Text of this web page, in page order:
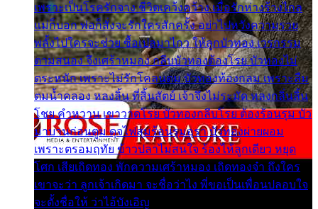
เพราะเป็นโรครักจาง ชีวิตเคว้งคว้าง เมื่อรักห่างร้างไกล
แม่ก็บอก พ่อก็สั่งจะรักใครสักครั้ง อย่าไปหวังความรวย
พลั้งไปใครจะช่วย ซื้อเปลมาไกว ให้ลูกบัวทอง เวรกรรม
ตามสนอง จึงเศร้าหมอง กลีบบัวทองต้องโรย บัวทองไม่
ตระหนัก เพราะไม่รักโคลนตม บัวทองท้องกลม เพราะลืม
ตมน้ำคลอง หลงลิ้น ที่สิ้นสัตย์ เจ้าจึงไม่ระมัด หลงกลิ่นลิ้น
โชย คำหวาน เขาวาดโรย บัวทองกลีบโรย ต้องร้อนรุม บัว
มาบานก่อนตูม ดุจไฟสุมร้อนรุมอุรา บัวทองผ่ายผอม
เพราะตรอมฤทัย ข้าวปลาไม่สนใจ ร้องไห้ลูกเดียว หยุด
โศก เสียเถิดทอง พักความเศร้าหมอง เถิดทองจ๋า ถึงใคร
เขาจะว่า ลูกเจ้าเกิดมา จะชื่อว่าไง พี่ขอเป็นเพื่อนปลอบใจ
จะตั้งชื่อให้ ว่าไอ้บังเอิญ